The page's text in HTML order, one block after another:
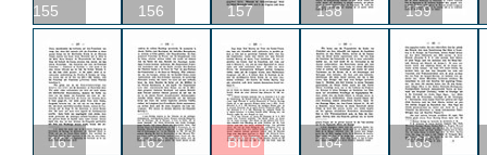
155
156 157 158 159
161 162 BILD 164 165